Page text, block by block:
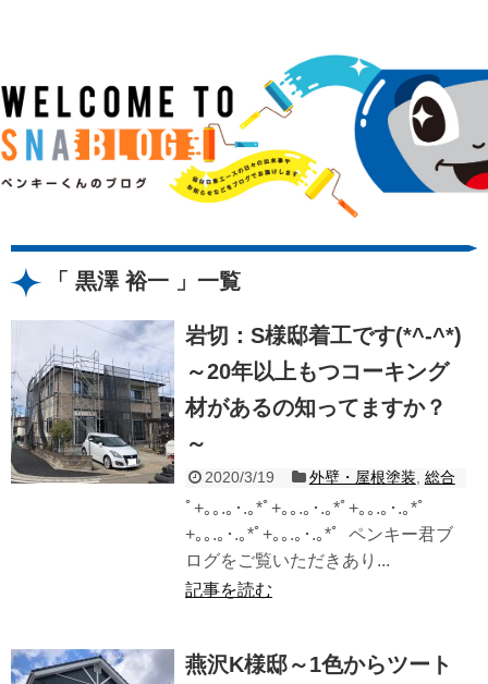
黒澤 裕一 一覧
岩切：S様邸着工です(*^-^*)
～20年以上もつコーキング
材があるの知ってますか？
～
2020/3/19 外壁・屋根塗装 総合
ﾟ+｡｡.｡･.｡*ﾟ+｡｡.｡･.｡*ﾟ+｡｡.｡･.｡*ﾟ
+｡｡.｡･.｡*ﾟ+｡｡.｡･.｡*ﾟ ペンキー君ブ
ログをご覧いただきあり...
記事を読む
燕沢K様邸～1色からツート